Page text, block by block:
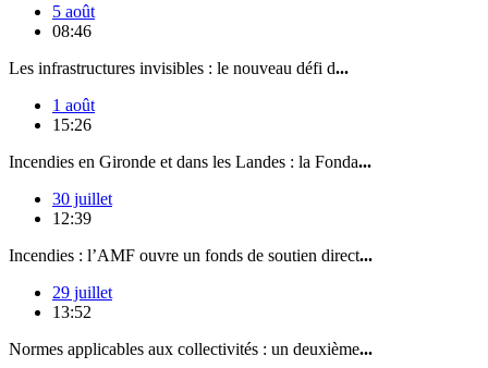
5 août
08:46
Les infrastructures invisibles : le nouveau défi d...
1 août
15:26
Incendies en Gironde et dans les Landes : la Fonda...
30 juillet
12:39
Incendies : l’AMF ouvre un fonds de soutien direct...
29 juillet
13:52
Normes applicables aux collectivités : un deuxième...